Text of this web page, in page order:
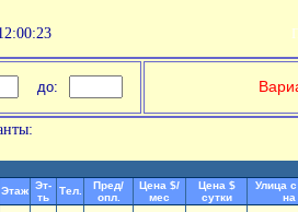
до:
Этаж Эт-
ть
Тел.
Пред/
опл.
Цена $/
мес
Цена $
сутки
Улица